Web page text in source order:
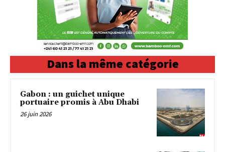
Dans la même catégorie
Gabon : un guichet unique
portuaire promis à Abu Dhabi
26 juin 2026